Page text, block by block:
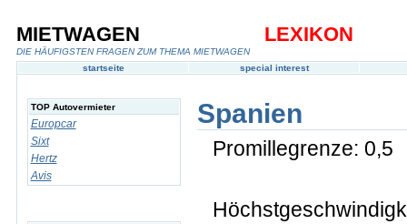
MIETWAGEN LEXIKON
DIE HÄUFIGSTEN FRAGEN ZUM THEMA MIETWAGEN
startseite
special interest
TOP Autovermieter
Europcar
Sixt
Hertz
Avis
Spanien
Promillegrenze: 0,5